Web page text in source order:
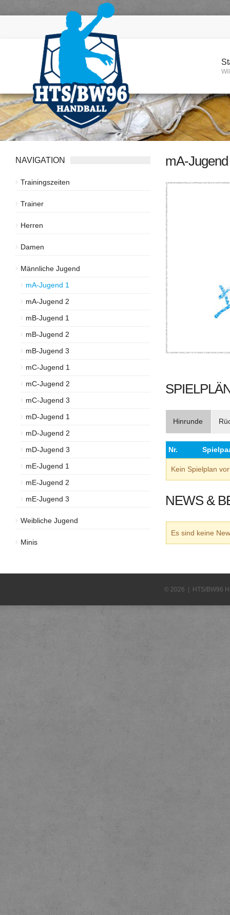
NAVIGATION
Trainingszeiten
Trainer
Herren
Damen
Männliche Jugend
mA-Jugend 1
mA-Jugend 2
mB-Jugend 1
mB-Jugend 2
mB-Jugend 3
mC-Jugend 1
mC-Jugend 2
mC-Jugend 3
mD-Jugend 1
mD-Jugend 2
mD-Jugend 3
mE-Jugend 1
mE-Jugend 2
mE-Jugend 3
Weibliche Jugend
Minis
mA-
Hinrunde
Nr.
Kein Spielplan
NEWS &
Es sind keine
© 2026 | HTS/BW96